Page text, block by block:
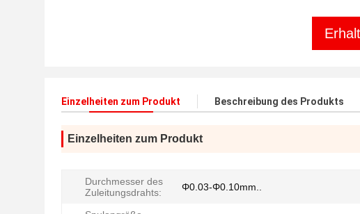
Einzelheiten zum Produkt Beschreibung des Produkts
Einzelheiten zum Produkt
Durchmesser des
Zuleitungsdrahts:
Φ0.03-Φ0.10mm..